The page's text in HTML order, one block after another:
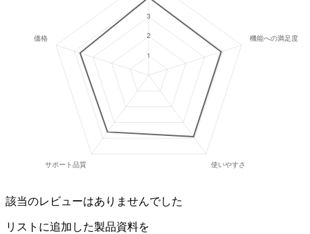
該当のレビューはありませんでした
リストに追加した製品資料を